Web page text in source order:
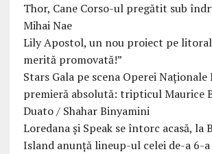
Thor, Cane Corso-ul pregătit sub
Mihai Nae
Lily Apostol, un nou proiect pe
merită promovată!”
Stars Gala pe scena Operei
premieră absolută: tripticul Maurice
Duato / Shahar Binyamini
Loredana și Speak se întorc acasă, la
Island anunță lineup-ul celei de-a 6-